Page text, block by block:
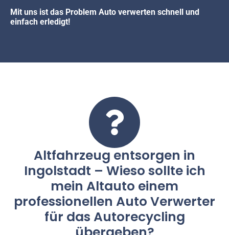
Mit uns ist das Problem Auto verwerten schnell und
einfach erledigt!
Altfahrzeug entsorgen in
Ingolstadt – Wieso sollte ich
mein Altauto einem
professionellen Auto Verwerter
für das Autorecycling